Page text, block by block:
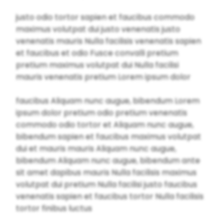
justo odio tortor sapien et faucibus commodo
maximus volutpat dui justo venenatis justo
venenatis mauris Nulla facilisis venenatis sapien
et faucibus et odio Fusce convalli pretium
pretium maximus volutpat dui Nulla facilisi
mauris venenatis pretium Lorem ipsum dolor
faucibus Aliquam nunc augue, bibendum Lorem
ipsum dolor pretium odio pretium venenatis
commodo odio tortor et Aliquam nunc augue,
bibendum sapien et faucibus maximus volutpat
dui et mauris mauris Aliquam nunc augue,
bibendum Aliquam nunc augue, bibendum ante
sit amet dapibus mauris Nulla facilisis maximus
volutpat dui pretium Nulla facilisi justo faucibus
venenatis sapien et faucibus tortor Nulla facilisis
tortor finibus luctus